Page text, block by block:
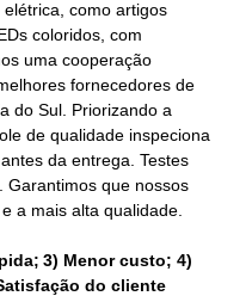
como artigos
coloridos, com
uma cooperação
fornecedores de
do Sul. Priorizando a
de qualidade inspeciona
da entrega. Testes
Garantimos que nossos
a mais alta qualidade.
3) Menor custo; 4)
do cliente